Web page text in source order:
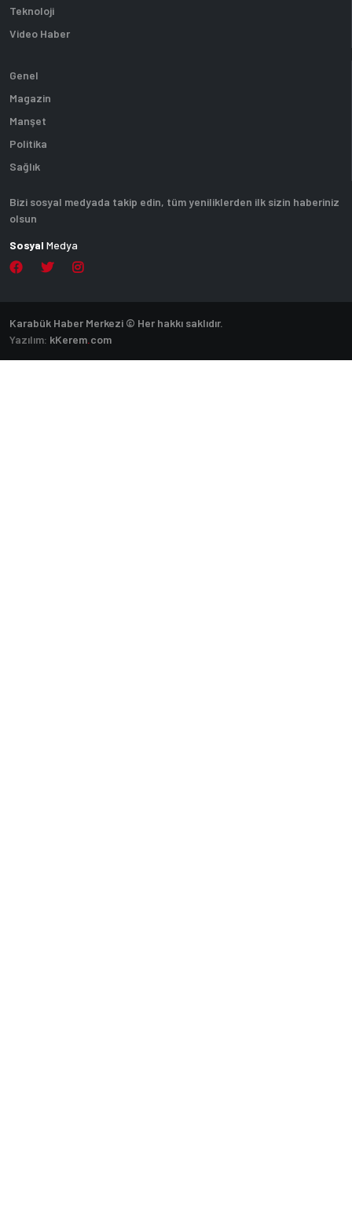
Teknoloji
Video Haber
Genel
Magazin
Manşet
Politika
Sağlık
Bizi sosyal medyada takip edin, tüm yeniliklerden ilk sizin haberiniz
olsun
Sosyal Medya
Karabük Haber Merkezi © Her hakkı saklıdır.
Yazılım: kKerem.com